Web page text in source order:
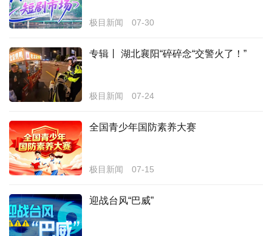
城建
健康
悠游
汽车
房产
创意
极目新闻 07-30
专辑丨 湖北襄阳“碎碎念“交警火了！”
极目新闻 07-24
全国青少年国防素养大赛
极目新闻 07-15
迎战台风“巴威”